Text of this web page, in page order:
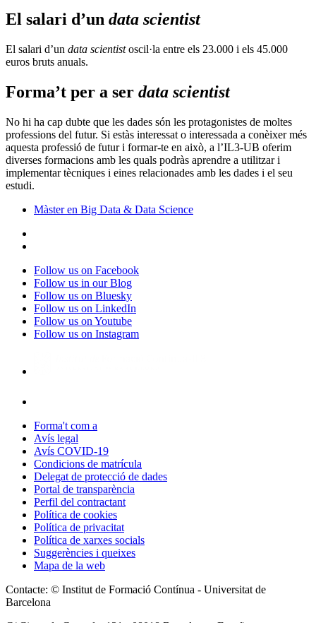
El salari d’un data scientist
El salari d’un data scientistoscil·la entre els 23.000 i els 45.000
euros bruts anuals.
Forma’t per a ser data scientist
No hi ha cap dubte que les dades són les protagonistes de moltes
professions del futur. Si estàs interessat o interessada a conèixer més
aquesta professió de futur i formar-te en això, a l’IL3-UB oferim
diverses formacions amb les quals podràs aprendre a utilitzar i
implementar tècniques i eines relacionades amb les dades i el seu
estudi.
Màster en Big Data & Data Science
Follow us on Facebook
Follow us in our Blog
Follow us on Bluesky
Follow us on LinkedIn
Follow us on Youtube
Follow us on Instagram
Forma't com a
Avís legal
Avís COVID-19
Condicions de matrícula
Delegat de protecció de dades
Portal de transparència
Perfil del contractant
Política de cookies
Política de privacitat
Política de xarxes socials
Suggerències i queixes
Mapa de la web
Contacte: © Institut de Formació Contínua - Universitat de
Barcelona